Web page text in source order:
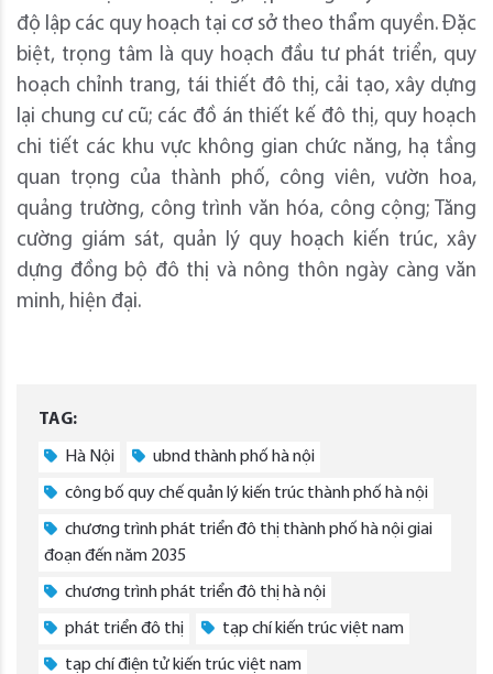
độ lập các quy hoạch tại cơ sở theo thẩm quyền. Đặc
biệt, trọng tâm là quy hoạch đầu tư phát triển, quy
hoạch chỉnh trang, tái thiết đô thị, cải tạo, xây dựng
lại chung cư cũ; các đồ án thiết kế đô thị, quy hoạch
chi tiết các khu vực không gian chức năng, hạ tầng
quan trọng của thành phố, công viên, vườn hoa,
quảng trường, công trình văn hóa, công cộng; Tăng
cường giám sát, quản lý quy hoạch kiến trúc, xây
dựng đồng bộ đô thị và nông thôn ngày càng văn
minh, hiện đại.
TAG:
Hà Nội ubnd thành phố hà nội
công bố quy chế quản lý kiến trúc thành phố hà nội
chương trình phát triển đô thị thành phố hà nội giai
đoạn đến năm 2035
chương trình phát triển đô thị hà nội
phát triển đô thị tạp chí kiến trúc việt nam
tạp chí điện tử kiến trúc việt nam